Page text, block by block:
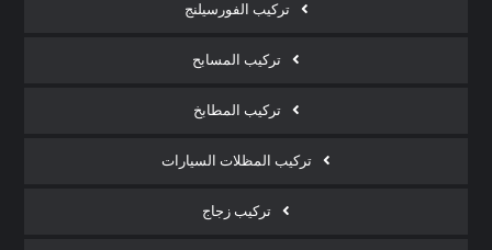
تركيب الفورسيلنج
تركيب المسابح
تركيب المطابخ
تركيب المظلات السيارات
تركيب زجاج